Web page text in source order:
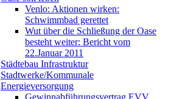
Venlo: Aktionen wirken:
Schwimmbad gerettet
Wut über die Schließung der Oase
besteht weiter: Bericht vom
22.Januar 2011
Städtebau Infrastruktur
Stadtwerke/Kommunale
Energieversorgung
Gewinnabführungsvertrag EVV